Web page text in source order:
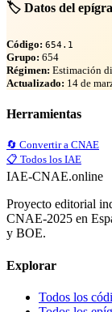
🏷️ Datos del
Código: 654.1
Grupo: 654
Régimen: Estimación
Actualizado: 14 de
Herramientas
🔄 Convertir a CNAE
📋 Todos los IAE
IAE-CNAE.online
Proyecto editorial
CNAE-2025 en
y BOE.
Explorar
Todos los